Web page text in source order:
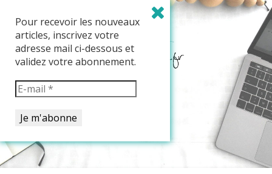
Pour recevoir les nouveaux
articles, inscrivez votre
adresse mail ci-dessous et
validez votre abonnement.